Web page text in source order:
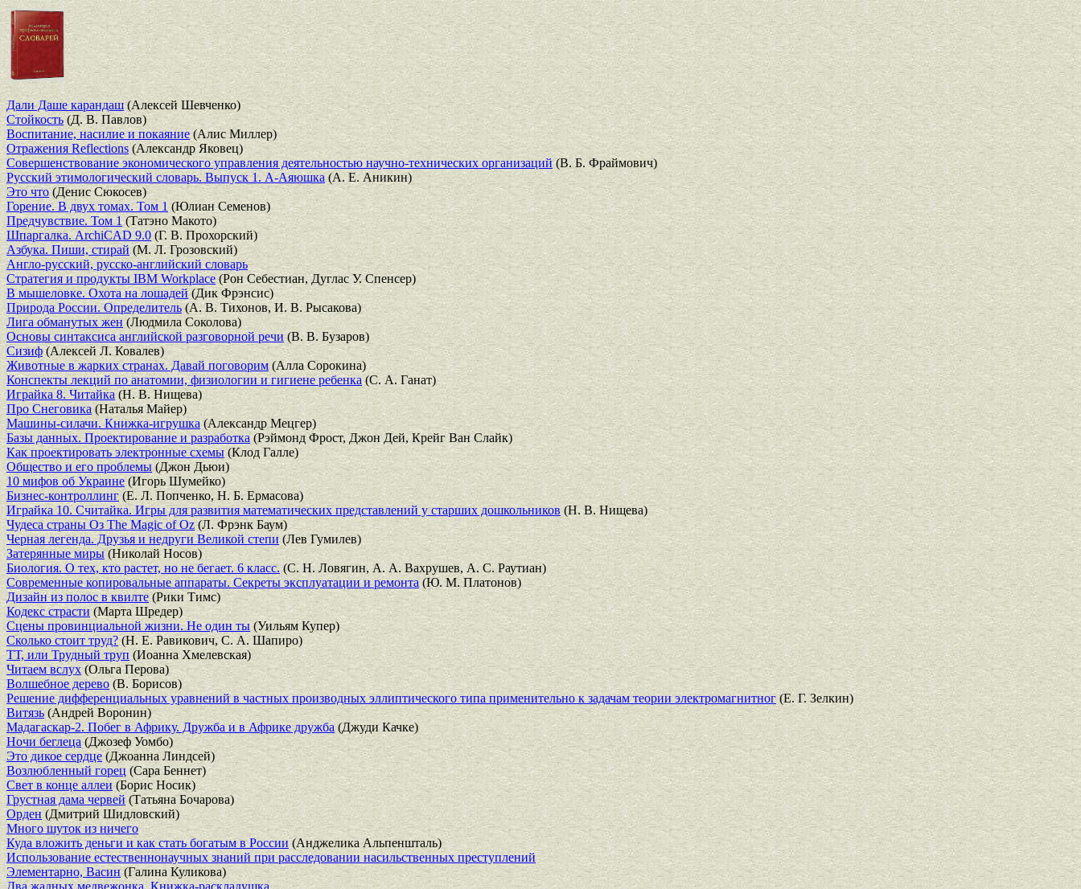
Дали Даше карандаш(Алексей Шевченко)
Стойкость (Д. В. Павлов)
Воспитание, насилие и покаяние(Алис Миллер)
Отражения Reflections(Александр Яковец)
Совершенствование экономического управления деятельностью научно-технических организаций(В. Б. Фраймович)
Русский этимологический словарь. Выпуск 1. А-Аяюшка(А. Е. Аникин)
Это что (Денис Сюкосев)
Горение. В двух томах. Том 1 (Юлиан Семенов)
Предчувствие. Том 1(Татэно Макото)
Шпаргалка. ArchiCAD 9.0 (Г. В. Прохорский)
Азбука. Пиши, стирай (М. Л. Грозовский)
Англо-русский, русско-английский словарь
Стратегия и продукты IBM Workplace (Рон Себестиан, Дуглас У. Спенсер)
В мышеловке. Охота на лошадей(Дик Фрэнсис)
Природа России. Определитель(А. В. Тихонов, И. В. Рысакова)
Лига обманутых жен (Людмила Соколова)
Основы синтаксиса английской разговорной речи(В. В. Бузаров)
Сизиф(Алексей Л. Ковалев)
Животные в жарких странах. Давай поговорим (Алла Сорокина)
Конспекты лекций по анатомии, физиологии и гигиене ребенка(С. А. Ганат)
Играйка 8. Читайка (Н. В. Нищева)
Про Снеговика (Наталья Майер)
Машины-силачи. Книжка-игрушка (Александр Мецгер)
Базы данных. Проектирование и разработка (Рэймонд Фрост, Джон Дей, Крейг Ван Слайк)
Как проектировать электронные схемы(Клод Галле)
Общество и его проблемы (Джон Дьюи)
10 мифов об Украине (Игорь Шумейко)
Бизнес-контроллинг (Е. Л. Попченко, Н. Б. Ермасова)
Играйка 10. Считайка. Игры для развития математических представлений у старших дошкольников (Н. В. Нищева)
Чудеса страны Оз The Magic of Oz(Л. Фрэнк Баум)
Черная легенда. Друзья и недруги Великой степи (Лев Гумилев)
Затерянные миры(Николай Носов)
Биология. О тех, кто растет, но не бегает. 6 класс.(С. Н. Ловягин, А. А. Вахрушев, А. С. Раутиан)
Современные копировальные аппараты. Секреты эксплуатации и ремонта (Ю. М. Платонов)
Дизайн из полос в квилте(Рики Тимс)
Кодекс страсти(Марта Шредер)
Сцены провинциальной жизни. Не один ты (Уильям Купер)
Сколько стоит труд?(Н. Е. Равикович, С. А. Шапиро)
ТТ, или Трудный труп (Иоанна Хмелевская)
Читаем вслух(Ольга Перова)
Волшебное дерево (В. Борисов)
Решение дифференциальных уравнений в частных производных эллиптического типа применительно к задачам теории электромагнитног(Е. Г. Зелкин)
Витязь(Андрей Воронин)
Мадагаскар-2. Побег в Африку. Дружба и в Африке дружба (Джуди Качке)
Ночи беглеца (Джозеф Уомбо)
Это дикое сердце(Джоанна Линдсей)
Возлюбленный горец(Сара Беннет)
Свет в конце аллеи(Борис Носик)
Грустная дама червей (Татьяна Бочарова)
Орден (Дмитрий Шидловский)
Много шуток из ничего
Куда вложить деньги и как стать богатым в России(Анджелика Альпеншталь)
Использование естественнонаучных знаний при расследовании насильственных преступлений
Элементарно, Васин(Галина Куликова)
Два жадных медвежонка. Книжка-раскладушка